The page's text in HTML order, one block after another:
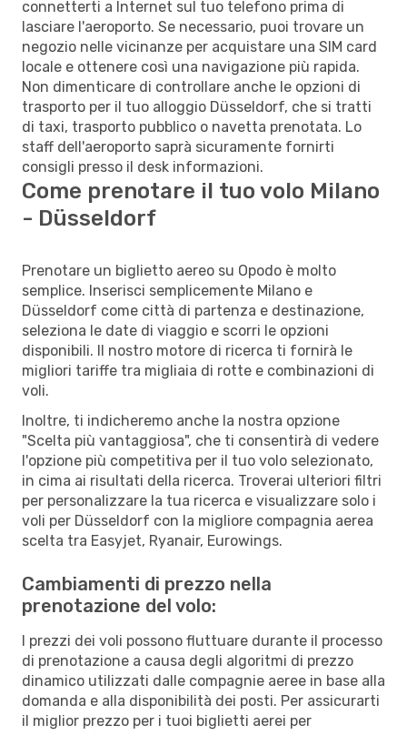
connetterti a Internet sul tuo telefono prima di
lasciare l'aeroporto. Se necessario, puoi trovare un
negozio nelle vicinanze per acquistare una SIM card
locale e ottenere così una navigazione più rapida.
Non dimenticare di controllare anche le opzioni di
trasporto per il tuo alloggio Düsseldorf, che si tratti
di taxi, trasporto pubblico o navetta prenotata. Lo
staff dell'aeroporto saprà sicuramente fornirti
consigli presso il desk informazioni.
Come prenotare il tuo volo Milano
- Düsseldorf
Prenotare un biglietto aereo su Opodo è molto
semplice. Inserisci semplicemente Milano e
Düsseldorf come città di partenza e destinazione,
seleziona le date di viaggio e scorri le opzioni
disponibili. Il nostro motore di ricerca ti fornirà le
migliori tariffe tra migliaia di rotte e combinazioni di
voli.
Inoltre, ti indicheremo anche la nostra opzione
"Scelta più vantaggiosa", che ti consentirà di vedere
l'opzione più competitiva per il tuo volo selezionato,
in cima ai risultati della ricerca. Troverai ulteriori filtri
per personalizzare la tua ricerca e visualizzare solo i
voli per Düsseldorf con la migliore compagnia aerea
scelta tra Easyjet, Ryanair, Eurowings.
Cambiamenti di prezzo nella
prenotazione del volo:
I prezzi dei voli possono fluttuare durante il processo
di prenotazione a causa degli algoritmi di prezzo
dinamico utilizzati dalle compagnie aeree in base alla
domanda e alla disponibilità dei posti. Per assicurarti
il miglior prezzo per i tuoi biglietti aerei per